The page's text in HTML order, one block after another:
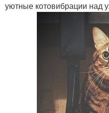
уютные котовибрации над